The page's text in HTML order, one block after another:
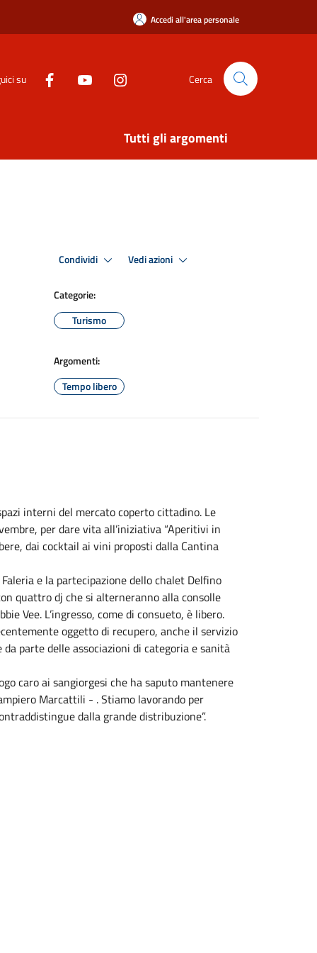
Accedi all'area personale
su Cerca
Tutti gli argomenti
Condividi Vedi azioni
Categorie:
Turismo
Argomenti:
Tempo libero
interni del mercato coperto cittadino. Le
per dare vita all’iniziativa “Aperitivi in
dai cocktail ai vini proposti dalla Cantina
e la partecipazione dello chalet Delfino
quattro dj che si alterneranno alla consolle
Vee. L’ingresso, come di consueto, è libero.
oggetto di recupero, anche il servizio
parte delle associazioni di categoria e sanità
caro ai sangiorgesi che ha saputo mantenere
Marcattili - . Stiamo lavorando per
dalla grande distribuzione”.